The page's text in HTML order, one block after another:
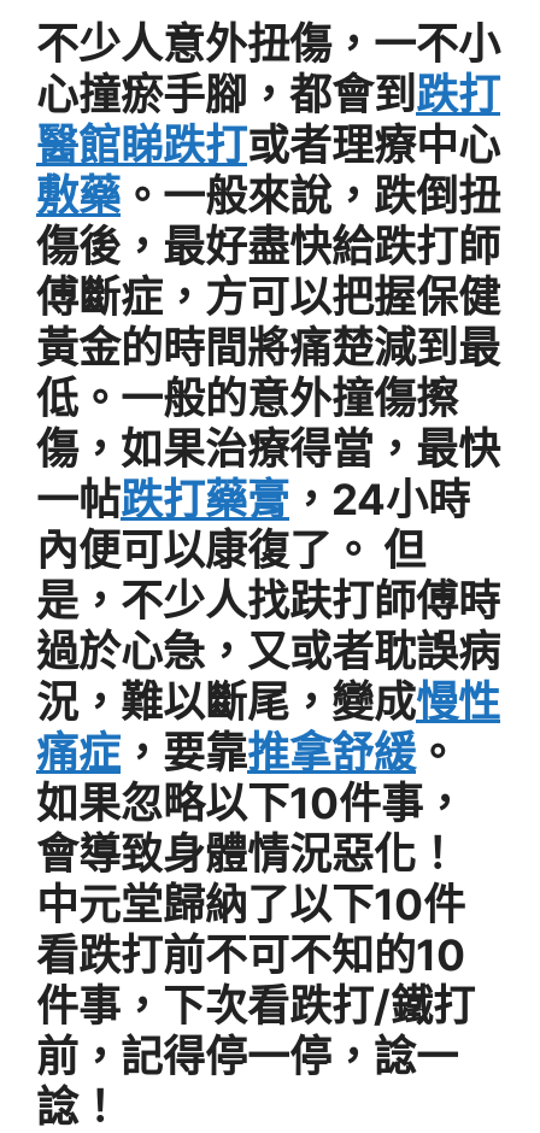
不少人意外扭傷，一不小
心撞瘀手腳，都會到跌打
醫館睇跌打或者理療中心
敷藥 。一般來說，跌倒扭
傷後，最好盡快給跌打師
傅斷症，方可以把握保健
黃金的時間將痛楚減到最
低。一般的意外撞傷擦
傷，如果治療得當，最快
一帖跌打藥膏 ，24小時
內便可以康復了。 但
是，不少人找趺打師傅時
過於心急，又或者耽誤病
況，難以斷尾，變成慢性
痛症 ，要靠推拿舒緩 。
如果忽略以下10件事，
會導致身體情況惡化！
中元堂歸納了以下10件
看跌打前不可不知的10
件事，下次看跌打/鐵打
前，記得停一停，諗一
諗！